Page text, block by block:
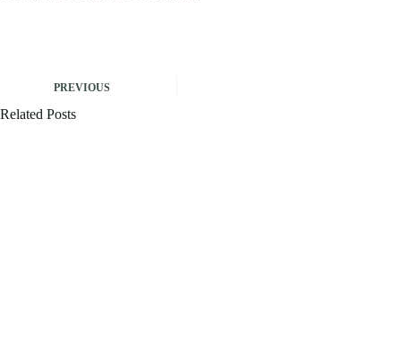
PREVIOUS
Related Posts